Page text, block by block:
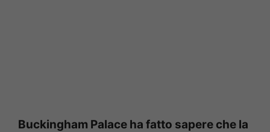
Buckingham Palace ha fatto sapere che la